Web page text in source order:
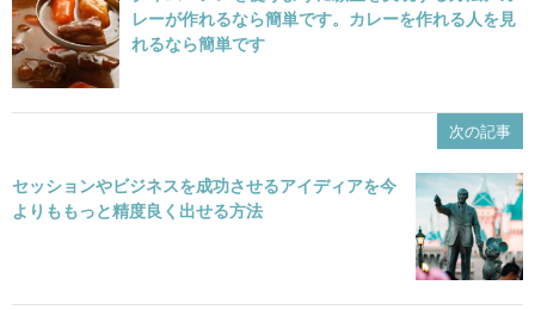
レーが作れるなら簡単です。カレーを作れる人を見
れるなら簡単です
次の記事
セッションやビジネスを成功させるアイディアを今
よりももっと精度良く出せる方法